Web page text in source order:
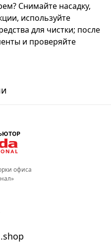
Снимайте насадку,
используйте
для чистки; после
и проверяйте
офиса